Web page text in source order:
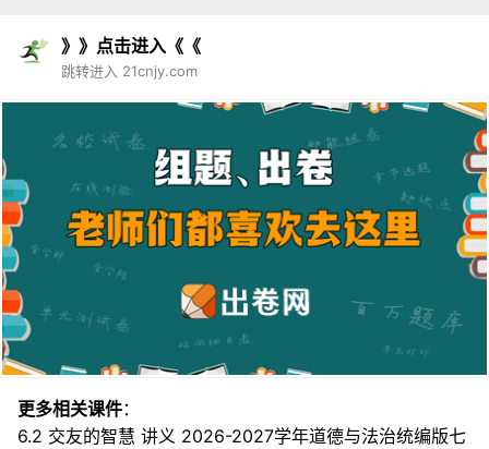
》》点击进入《《
跳转进入 21cnjy.com
更多相关课件：
6.2 交友的智慧 讲义 2026-2027学年道德与法治统编版七